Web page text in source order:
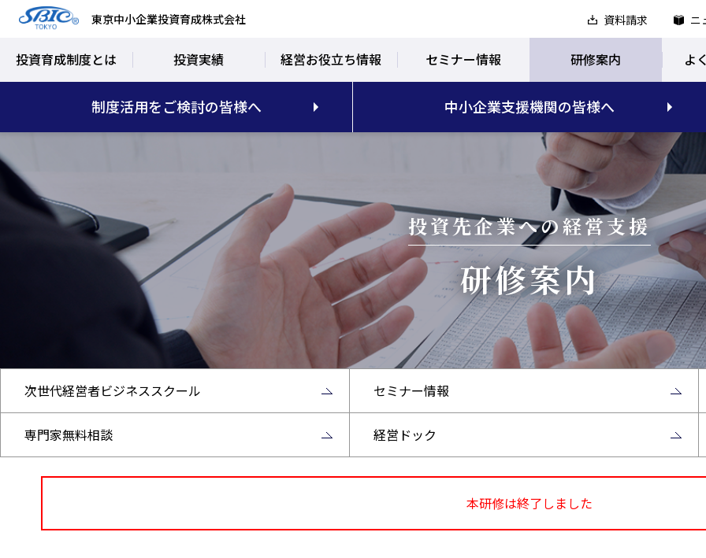
東京中小企業投資育成株式会社 資料請求 ニ
投資育成制度とは 投資実績 経営お役立ち情報 セミナー情報 研修案内 よ
制度活用をご検討の皆様へ 中小企業支援機関の皆様へ
投資先企業への経営支援
研修案内
次世代経営者ビジネススクール セミナー情報
専門家無料相談 経営ドック
本研修は終了しました